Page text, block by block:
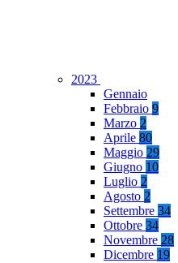
2023
Gennaio
Febbraio 9
Marzo 2
Aprile 80
Maggio 29
Giugno 10
Luglio 2
Agosto 2
Settembre 34
Ottobre 34
Novembre 28
Dicembre 19